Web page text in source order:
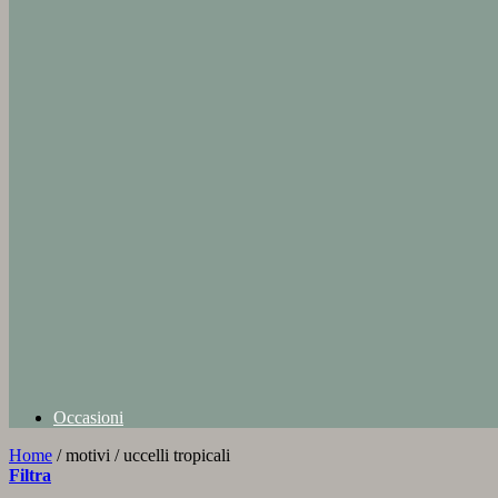
Occasioni
Home /motivi /uccelli tropicali
Filtra